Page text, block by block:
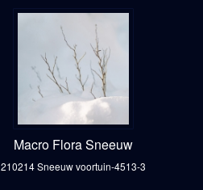
Macro Flora Sneeuw
210214 Sneeuw voortuin-4513-3